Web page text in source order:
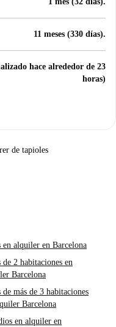
11 meses (330 días).
hace alrededor de 23
horas)
de tapioles
en alquiler en Barcelona
de 2 habitaciones en
Barcelona
de más de 3 habitaciones
Barcelona
en alquiler en